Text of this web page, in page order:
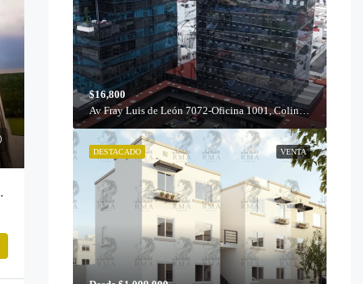
Querétaro
$16,800
Av Fray Luis de León 7072-Oficina 1001, Colinas del Cimatario, 76090 Santiago de Querétaro, Qro.
VENTA
DESTACADO